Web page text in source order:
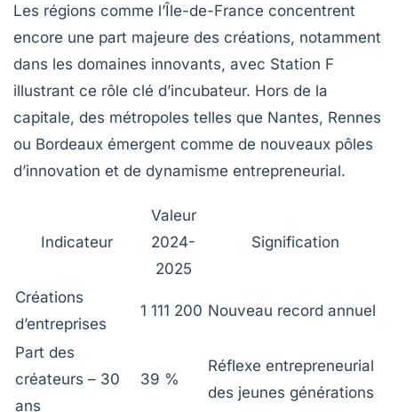
Les régions comme l’Île-de-France concentrent
encore une part majeure des créations, notamment
dans les domaines innovants, avec Station F
illustrant ce rôle clé d’incubateur. Hors de la
capitale, des métropoles telles que Nantes, Rennes
ou Bordeaux émergent comme de nouveaux pôles
d’innovation et de dynamisme entrepreneurial.
Indicateur
Valeur
2024-
2025
Signification
Créations
d’entreprises
1 111 200 Nouveau record annuel
Part des
créateurs – 30
ans
39 %
Réflexe entrepreneurial
des jeunes générations